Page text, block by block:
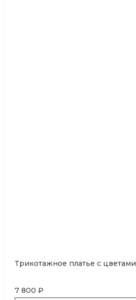
Трикотажное платье с цветами
7 800 ₽